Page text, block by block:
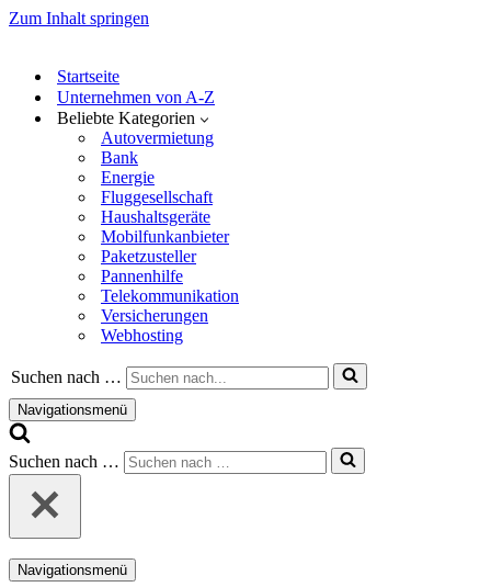
Zum Inhalt springen
Startseite
Unternehmen von A-Z
Beliebte Kategorien
Autovermietung
Bank
Energie
Fluggesellschaft
Haushaltsgeräte
Mobilfunkanbieter
Paketzusteller
Pannenhilfe
Telekommunikation
Versicherungen
Webhosting
Suchen nach …
Navigationsmenü
Suchen nach …
Navigationsmenü